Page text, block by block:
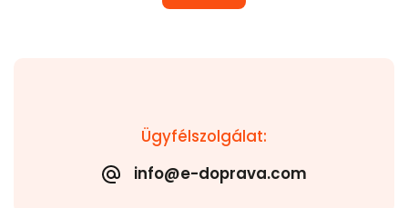
Ügyfélszolgálat:
info@e-doprava.com